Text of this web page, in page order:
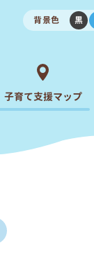
背景色 黒
子育て支援マップ